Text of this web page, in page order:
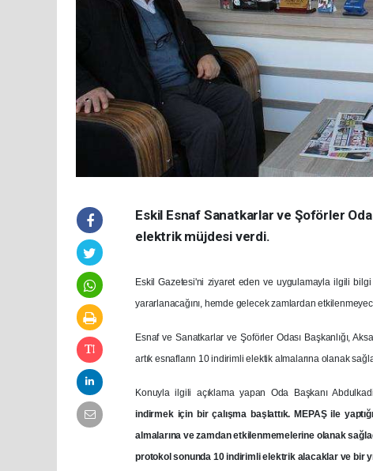
Eskil Esnaf Sanatkarlar ve Şoförler
elektrik müjdesi verdi.
Eskil Gazetesi'ni ziyaret eden ve uygulamayla ilgili
yararlanacağını, hemde gelecek zamlardan
Esnaf ve Sanatkarlar ve Şoförler Odası Başkanlığı,
artık esnafların 10 indirimli elektik almalarına olanak
Konuyla ilgili açıklama yapan Oda Başkanı
indirmek için bir çalışma başlattık. MEPAŞ ile
almalarına ve zamdan etkilenmemelerine olanak
protokol sonunda 10 indirimli elektrik alacaklar ve bir